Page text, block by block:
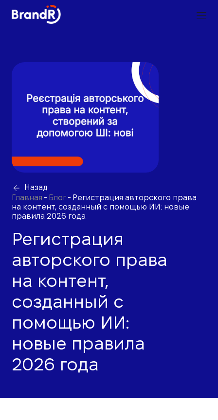
Назад
Главная - Блог - Регистрация авторского права
на контент, созданный с помощью ИИ: новые
правила 2026 года
Регистрация
авторского права
на контент,
созданный с
помощью ИИ:
новые правила
2026 года